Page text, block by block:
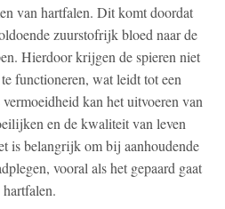
van hartfalen. Dit komt doordat
zuurstofrijk bloed naar de
Hierdoor krijgen de spieren niet
functioneren, wat leidt tot een
kan het uitvoeren van
en de kwaliteit van leven
is belangrijk om bij aanhoudende
vooral als het gepaard gaat